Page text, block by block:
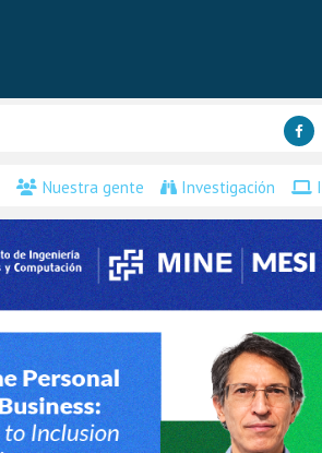
Nuestra gente Investigación